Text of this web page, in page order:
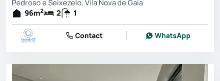
Pedroso e Seixezelo, Vila Nova de Gaia
96m2 2 1
Contact WhatsApp